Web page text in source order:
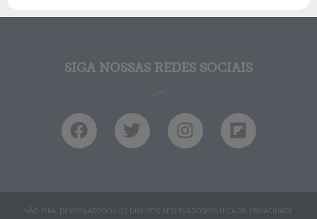
SIGA NOSSAS REDES SOCIAIS
NÃO PIRA, DESOPILATODOS OS DIREITOS RESERVADOSPOLÍTICA DE PRIVACIDADE